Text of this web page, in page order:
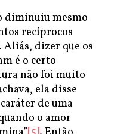
diminuiu mesmo
recíprocos
Aliás, dizer que os
é o certo
não foi muito
ela disse
de uma
o amor